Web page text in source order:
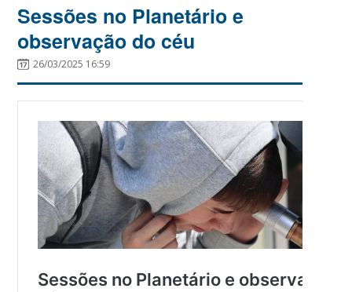
Sessões no Planetário e
observação do céu
26/03/2025 16:59